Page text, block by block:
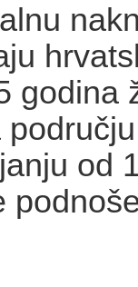
godina
od